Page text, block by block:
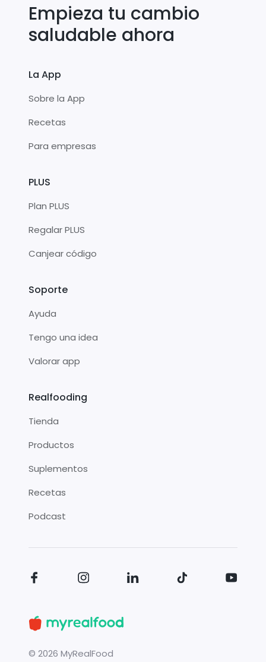
Empieza tu cambio
saludable ahora
La App
Sobre la App
Recetas
Para empresas
PLUS
Plan PLUS
Regalar PLUS
Canjear código
Soporte
Ayuda
Tengo una idea
Valorar app
Realfooding
Tienda
Productos
Suplementos
Recetas
Podcast
© 2026 MyRealFood